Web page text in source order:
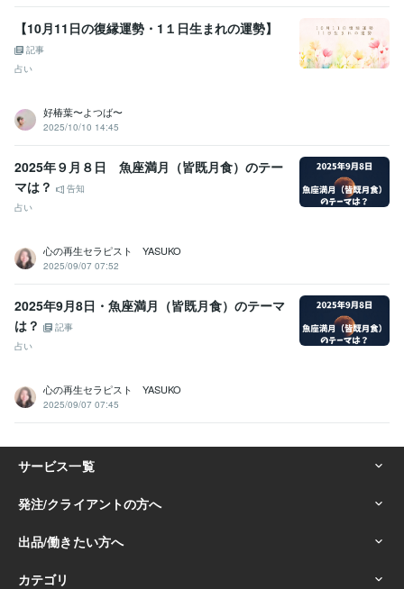
【10月11日の復縁運勢・1１日生まれの運勢】
記事
占い
好椿葉〜よつば〜
2025/10/10 14:45
2025年９月８日 魚座満月（皆既月食）のテー
マは？
告知
占い
心の再生セラピスト YASUKO
2025/09/07 07:52
2025年9月8日・魚座満月（皆既月食）のテーマ
は？
記事
占い
心の再生セラピスト YASUKO
2025/09/07 07:45